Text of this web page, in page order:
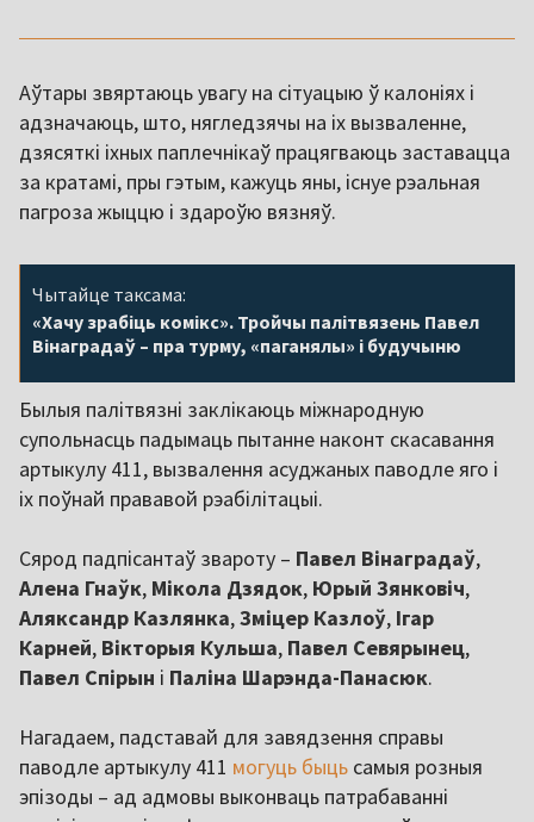
Аўтары звяртаюць увагу на сітуацыю ў калоніях і
адзначаюць, што, нягледзячы на іх вызваленне,
дзясяткі іхных паплечнікаў працягваюць заставацца
за кратамі, пры гэтым, кажуць яны, існуе рэальная
пагроза жыццю і здароўю вязняў.
Чытайце таксама:
«Хачу зрабіць комікс». Тройчы палітвязень Павел
Вінаградаў – пра турму, «паганялы» і будучыню
Былыя палітвязні заклікаюць міжнародную
супольнасць падымаць пытанне наконт скасавання
артыкулу 411, вызвалення асуджаных паводле яго і
іх поўнай прававой рэабілітацыі.
Сярод падпісантаў звароту – Павел Вінаградаў,
Алена Гнаўк, Мікола Дзядок, Юрый Зянковіч,
Аляксандр Казлянка,Зміцер Казлоў, Ігар
Карней, Вікторыя Кульша, Павел Севярынец,
Павел Спірын і Паліна Шарэнда-Панасюк.
Нагадаем, падставай для завядзення справы
паводле артыкулу 411 могуць быць самыя розныя
эпізоды – ад адмовы выконваць патрабаванні